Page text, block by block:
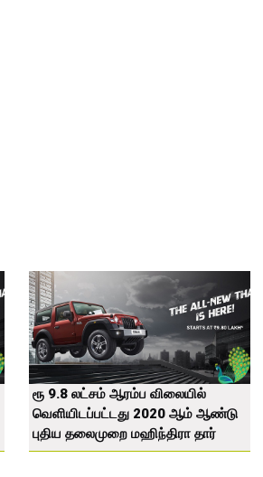
ரூ 9.8 லட்சம் ஆரம்ப விலையில்
வெளியிடப்பட்டது 2020 ஆம் ஆண்டு
புதிய தலைமுறை மஹிந்திரா தார்